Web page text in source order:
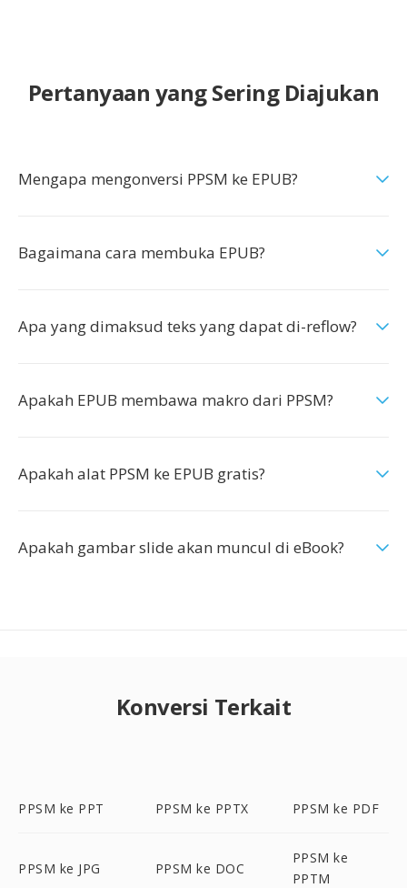
Pertanyaan yang Sering Diajukan
Mengapa mengonversi PPSM ke EPUB?
Bagaimana cara membuka EPUB?
Apa yang dimaksud teks yang dapat di-reflow?
Apakah EPUB membawa makro dari PPSM?
Apakah alat PPSM ke EPUB gratis?
Apakah gambar slide akan muncul di eBook?
Konversi Terkait
PPSM ke PPT PPSM ke PPTX PPSM ke PDF
PPSM ke JPG PPSM ke DOC
PPSM ke
PPTM